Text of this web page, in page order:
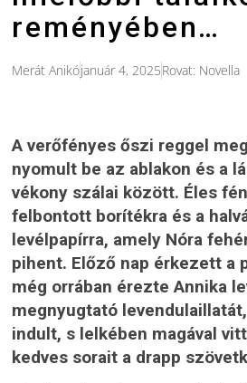
reményében…
Merát Anikójanuár 4, 2025Rovat: Novella
A verőfényes őszi reggel
nyomult be az ablakon és a
vékony szálai között. Éles
felbontott borítékra és a
levélpapírra, amely Nóra
pihent. Előző nap érkezett a
még orrában érezte Annika
megnyugtató
indult, s lelkében magával
kedves sorait a drapp